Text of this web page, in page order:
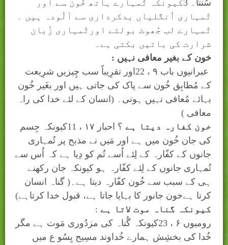
سُنتا۔ 3کیونکہ تُمہارے ہاتھ خُون سے اور
تُمہاری اُنگلیاں بدکرداری سے آلُودہ ہیں ۔
تُمہارے لب جُھوٹ بولتے اورتُمہاری زُبان
شرارت کی باتیں بکتی ہے۔
خون کے بغیر معافی نہیں :
عبرانیوں باب ۹
، 22اور تقرِیباً سب چِیزیں شرِیعت
کے مُطابِق خُون سے پاک کی جاتی ہیں اور بغَیر خُون
بہائے مُعافی نہیں ہوتی۔ (انسان کے لئے خدا کی راہ
معافی )
خون کفارہ دیتا ہے ؟ احبار ۱۷
، 11کیونکہ جِسم
کی جان خُون میں ہے اور مَیں نے مذبح پر تُمہاری
جانوں کے کفّارہ کے لِئے اُسے تُم کو دِیا ہے کہ اُس سے
تُمہاری جانوں کے لِئے کفّارہ ہو کیونکہ جان رکھنے
ہی کے سبب سے خُون کفّارہ دیتا ہے۔( گناہ انسان
کرتا ہےخون جانور کا بہایا جاتا ہے، قبول خدا کرتاہے)
کیونکہ گناہ موت لاتا ہے :
رومیوں ۶
، 23کیونکہ گُناہ کی مزدُوری مَوت ہے مگر
خُدا کی بخشِش ہمارے خُداوند مسِیح یِسُو ع میں